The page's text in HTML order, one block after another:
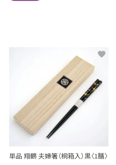
単品 翔鶴 夫婦箸（桐箱入）黒〈1膳〉